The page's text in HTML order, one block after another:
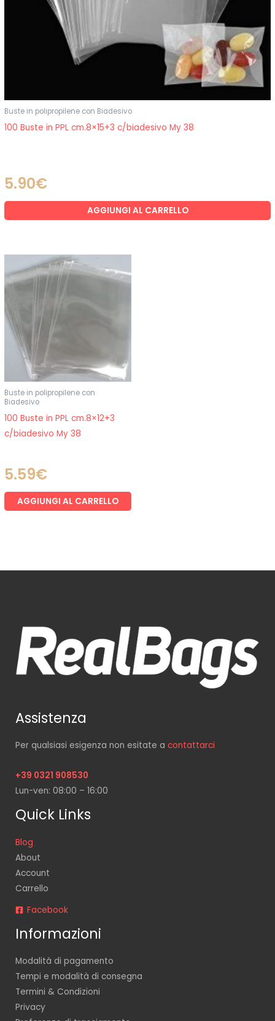
Buste in polipropilene con Biadesivo
100 Buste in PPL cm.8×15+3 c/biadesivo My 38
5.90€
AGGIUNGI AL CARRELLO
Buste in polipropilene con
Biadesivo
100 Buste in PPL cm.8×12+3
c/biadesivo My 38
5.59€
AGGIUNGI AL CARRELLO
Assistenza
Per qualsiasi esigenza non esitate a contattarci
+39 0321 908530
Lun-ven: 08:00 – 16:00
Quick Links
Blog
About
Account
Carrello
Facebook
Informazioni
Modalità di pagamento
Tempi e modalità di consegna
Termini & Condizioni
Privacy